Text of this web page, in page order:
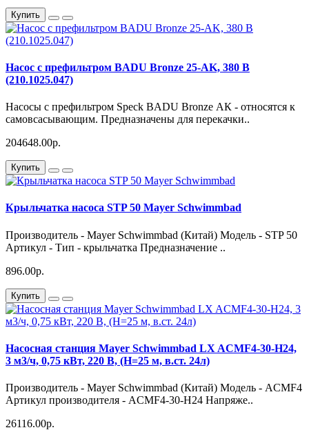
Купить
Насос с префильтром BADU Bronze 25-AK, 380 В
(210.1025.047)
Насосы с префильтром Speck BADU Bronze АК - относятся к
самовсасывающим. Предназначены для перекачки..
204648.00р.
Купить
Крыльчатка насоса STP 50 Mayer Schwimmbad
Производитель - Mayer Schwimmbad (Китай) Модель - STP 50
Артикул - Тип - крыльчатка Предназначение ..
896.00р.
Купить
Насосная станция Mayer Schwimmbad LX ACMF4-30-H24,
3 м3/ч, 0,75 кВт, 220 В, (H=25 м, в.ст. 24л)
Производитель - Mayer Schwimmbad (Китай) Модель - ACMF4
Артикул производителя - ACMF4-30-H24 Напряже..
26116.00р.